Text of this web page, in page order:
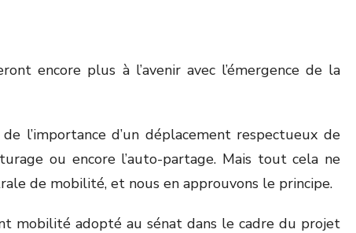
encore plus à l’avenir avec l’émergence de la
l’importance d’un déplacement respectueux de
ou encore l’auto-partage. Mais tout cela ne
de mobilité, et nous en approuvons le principe.
mobilité adopté au sénat dans le cadre du projet